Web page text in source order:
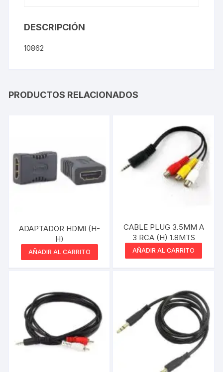
DESCRIPCIÓN
10862
PRODUCTOS RELACIONADOS
ADAPTADOR HDMI (H-
H)
AÑADIR AL CARRITO
CABLE PLUG 3.5MM A
3 RCA (H) 1.8MTS
AÑADIR AL CARRITO